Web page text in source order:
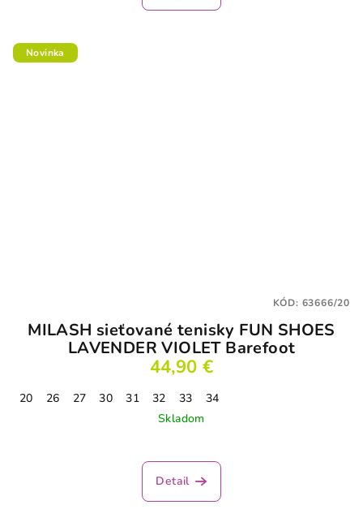
Novinka
MILASH sieťované tenisky FUN SHOES
LAVENDER VIOLET Barefoot
44,90 €
20 26 27 30 31 32 33
34
Skladom
Detail
KÓD: 63666/20